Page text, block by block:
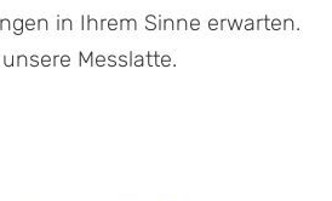
in Ihrem Sinne erwarten.
Messlatte.